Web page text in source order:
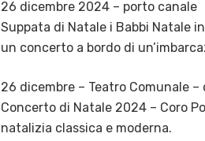
26 dicembre 2024 – porto canale
Suppata di Natale i Babbi Natale
un concerto a bordo di
26 dicembre – Teatro Comunale –
Concerto di Natale 2024 – Coro
natalizia classica e moderna.